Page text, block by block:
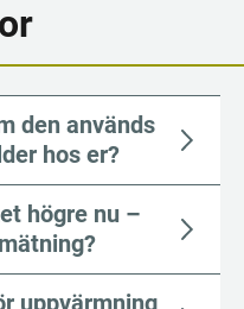
den används
hos er?
högre nu –
uppvärmning